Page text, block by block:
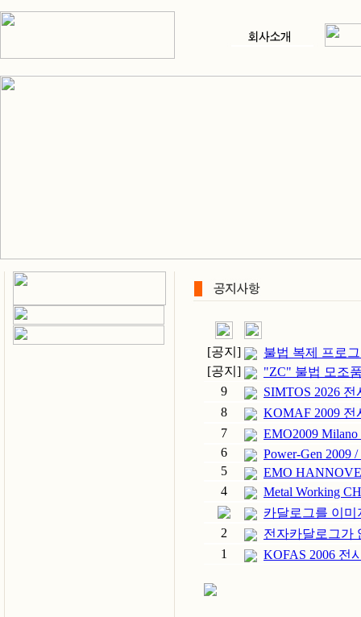
[공지]
불법 복제 프로
[공지]
"ZC" 불법 모조
9
SIMTOS 2026
8
KOMAF 2009 전
7
EMO2009
6
Power-Gen 2009 /
5
EMO
4
Metal Working
카달로그를 이
2
전자카달로그가
1
KOFAS 2006 전